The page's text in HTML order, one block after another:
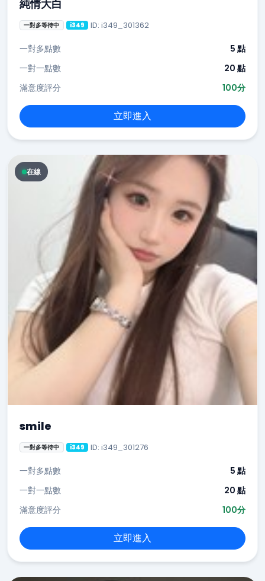
純情大白
一對多等待中 i349 ID: i349_301362
一對多點數
5 點
一對一點數
20 點
滿意度評分
100分
立即進入
在線
smile
一對多等待中 i349 ID: i349_301276
一對多點數
5 點
一對一點數
20 點
滿意度評分
100分
立即進入